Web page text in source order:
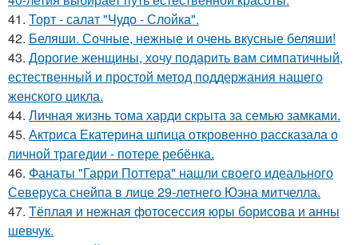
41. Торт - салат "Чудо - Слойка".
42. Беляши. Сочные, нежные и очень вкусные беляши!
43. Дорогие женщины, хочу подарить вам симпатичный,
естественный и простой метод поддержания нашего
женского цикла.
44. Личная жизнь тома харди скрыта за семью замками.
45. Актриса Екатерина шпица откровенно рассказала о
личной трагедии - потере ребёнка.
46. Фанаты "Гарри Поттера" нашли своего идеального
Северуса снейпа в лице 29-летнего Юэна митчелла.
47. Тёплая и нежная фотосессия юры борисова и анны
шевчук.